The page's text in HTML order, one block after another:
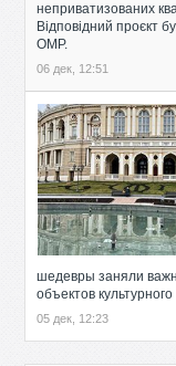
неприватизованих
Відповідний проєкт
ОМР.
06 дек, 12:51
шедевры заняли
объектов
05 дек, 12:23